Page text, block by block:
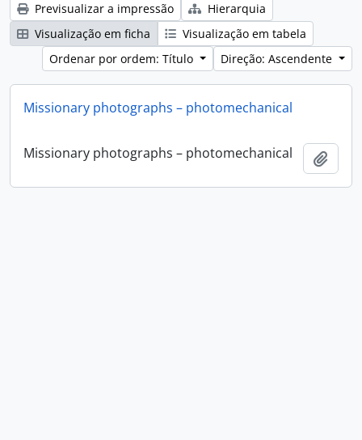
Previsualizar a impressão
Hierarquia
Visualização em ficha
Visualização em tabela
Ordenar por ordem: Título
Direção: Ascendente
Missionary photographs – photomechanical
Missionary photographs – photomechanical